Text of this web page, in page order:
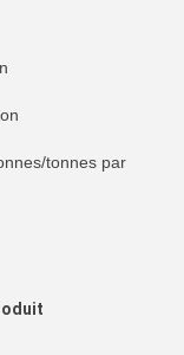
tonnes par